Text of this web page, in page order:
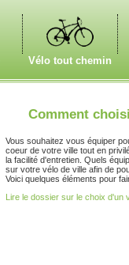
Vélo tout chemin
Comment
Vous souhaitez vous équiper
coeur de votre ville tout en
la facilité d'entretien. Quels
sur votre vélo de ville afin de
Voici quelques éléments pour
Lire le dossier sur le choix d'un